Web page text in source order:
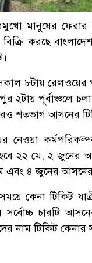
মানুষের ফেরার
বিক্রি করছে
৮টায় রেলওয়ের
২টায় পূর্বাঞ্চলে
শতভাগ আসনের
নেওয়া
২২ মে, ২ জুনের
এবং ৪ জুনের আসনের
কেনা টিকিট
সর্বোচ্চ চারটি
নাম টিকিট